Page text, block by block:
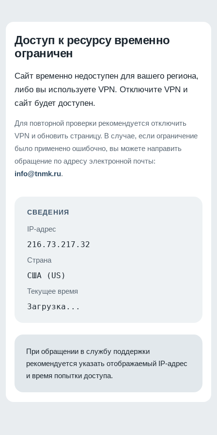
Доступ к ресурсу временно
ограничен
Сайт временно недоступен для вашего региона,
либо вы используете VPN. Отключите VPN и
сайт будет доступен.
Для повторной проверки рекомендуется отключить
VPN и обновить страницу. В случае, если ограничение
было применено ошибочно, вы можете направить
обращение по адресу электронной почты:
info@tnmk.ru.
СВЕДЕНИЯ
IP-адрес
216.73.217.32
Страна
США (US)
Текущее время
Загрузка...
При обращении в службу поддержки
рекомендуется указать отображаемый IP-адрес
и время попытки доступа.